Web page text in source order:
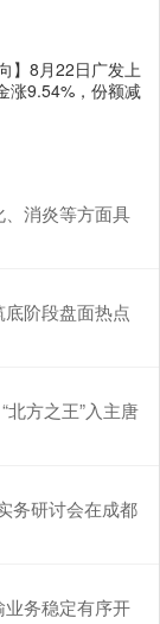
】8月22日广发上
涨9.54%，份额减
消炎等方面具
阶段盘面热点
方之王”入主唐
务研讨会在成都
务稳定有序开